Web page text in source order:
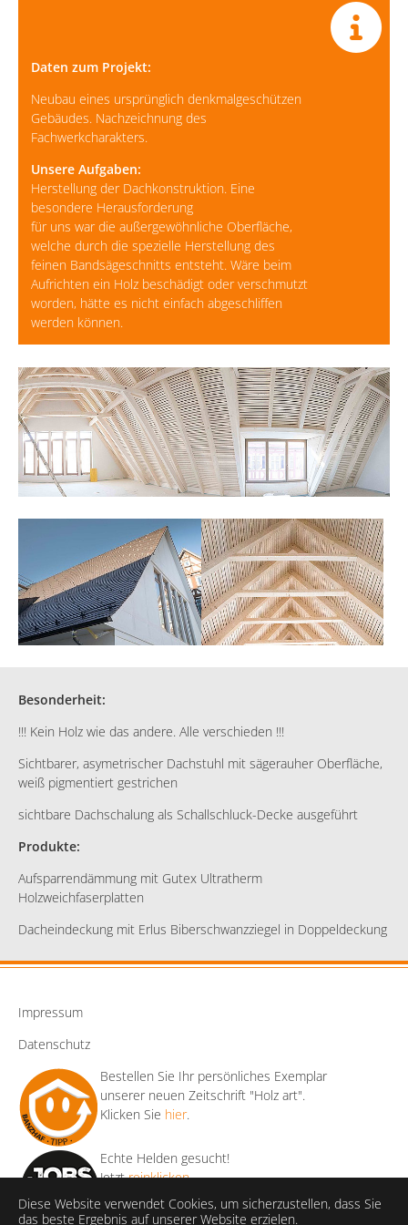
Diese Website verwendet Cookies, um sicherzustellen, dass Sie
das beste Ergebnis auf unserer Website erzielen.
Daten zum Projekt:
Neubau eines ursprünglich denkmalgeschützen
Gebäudes. Nachzeichnung des
Fachwerkcharakters.
Unsere Aufgaben:
Herstellung der Dachkonstruktion. Eine
besondere Herausforderung
für uns war die außergewöhnliche Oberfläche,
welche durch die spezielle Herstellung des
feinen Bandsägeschnitts entsteht. Wäre beim
Aufrichten ein Holz beschädigt oder verschmutzt
worden, hätte es nicht einfach abgeschliffen
werden können.
Besonderheit:
!!! Kein Holz wie das andere. Alle verschieden !!!
Sichtbarer, asymetrischer Dachstuhl mit sägerauher Oberfläche,
weiß pigmentiert gestrichen
sichtbare Dachschalung als Schallschluck-Decke ausgeführt
Produkte:
Aufsparrendämmung mit Gutex Ultratherm
Holzweichfaserplatten
Dacheindeckung mit Erlus Biberschwanzziegel in Doppeldeckung
Impressum
Datenschutz
Bestellen Sie Ihr persönliches Exemplar
unserer neuen Zeitschrift "Holz art".
Klicken Sie hier.
Echte Helden gesucht!
Jetztreinklicken.